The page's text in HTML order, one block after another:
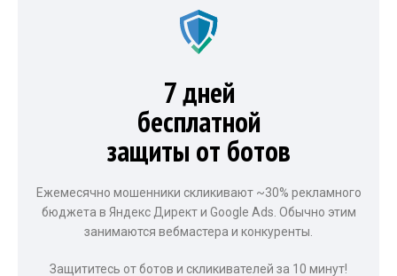
7 дней
бесплатной
защиты от ботов
Ежемесячно мошенники скликивают ~30% рекламного
бюджета в Яндекс Директ и Google Ads. Обычно этим
занимаются вебмастера и конкуренты.
Защититесь от ботов и скликивателей за 10 минут!